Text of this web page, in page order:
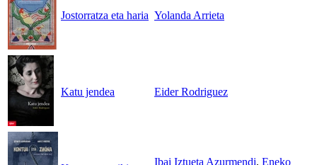
Jostorratza eta haria Yolanda Arrieta
Katu jendea Eider Rodriguez
Ibai Iztueta Azurmendi, Eneko